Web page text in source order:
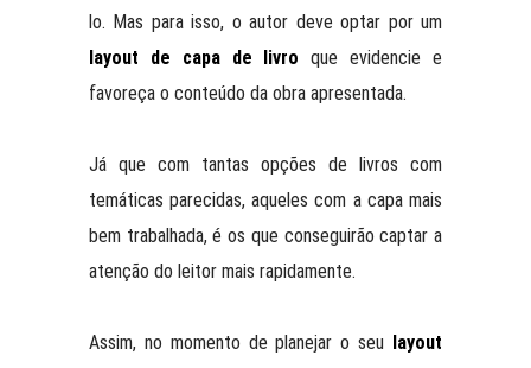
lo. Mas para isso, o autor deve optar por um
layout de capa de livro que evidencie e
favoreça o conteúdo da obra apresentada.
Já que com tantas opções de livros com
temáticas parecidas, aqueles com a capa mais
bem trabalhada, é os que conseguirão captar a
atenção do leitor mais rapidamente.
Assim, no momento de planejar o seu
layout